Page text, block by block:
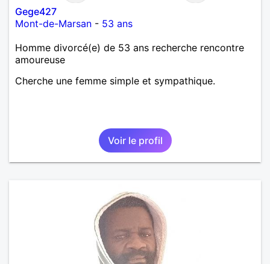
Gege427
Mont-de-Marsan - 53 ans
Homme divorcé(e) de 53 ans recherche rencontre
amoureuse
Cherche une femme simple et sympathique.
Voir le profil